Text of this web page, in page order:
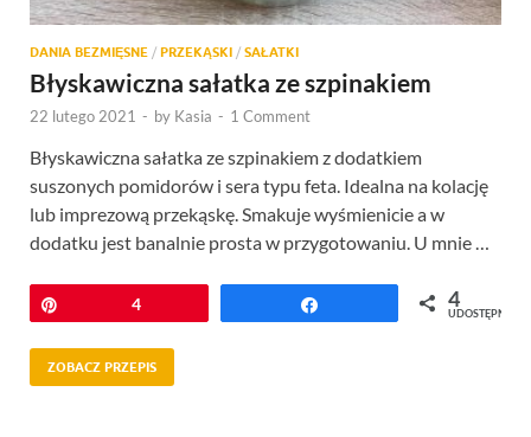
DANIA BEZMIĘSNE / PRZEKĄSKI / SAŁATKI
Błyskawiczna sałatka ze szpinakiem
22 lutego 2021 - by Kasia - 1 Comment
Błyskawiczna sałatka ze szpinakiem z dodatkiem
suszonych pomidorów i sera typu feta. Idealna na kolację
lub imprezową przekąskę. Smakuje wyśmienicie a w
dodatku jest banalnie prosta w przygotowaniu. U mnie …
Przypnij4 4
UDOSTĘPNIEŃ
ZOBACZ PRZEPIS